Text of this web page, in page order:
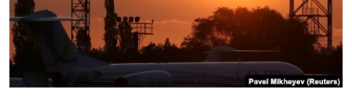
ЖАЗЫЛЫҢЫЗ